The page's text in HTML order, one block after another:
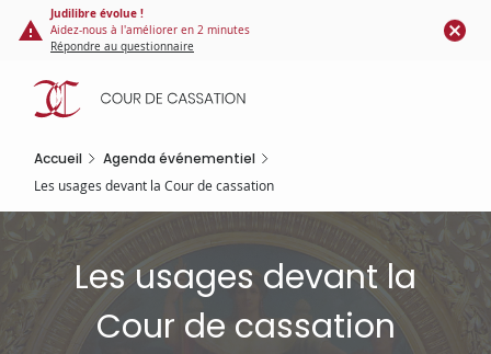
Panneau de gestion des cookies
contenu
principal
Judilibre évolue !
Aidez-nous à l'améliorer en 2 minutes
Répondre au questionnaire
Accueil Agenda événementiel
Les usages devant la Cour de cassation
Les usages devant la
Cour de cassation